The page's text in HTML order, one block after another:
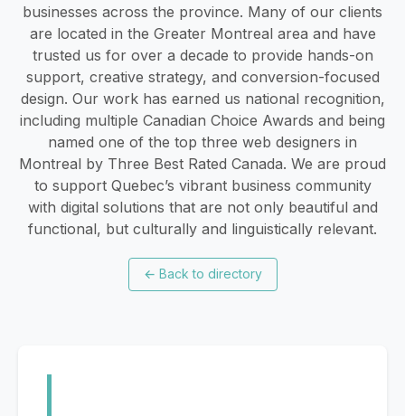
businesses across the province. Many of our clients
are located in the Greater Montreal area and have
trusted us for over a decade to provide hands-on
support, creative strategy, and conversion-focused
design. Our work has earned us national recognition,
including multiple Canadian Choice Awards and being
named one of the top three web designers in
Montreal by Three Best Rated Canada. We are proud
to support Quebec’s vibrant business community
with digital solutions that are not only beautiful and
functional, but culturally and linguistically relevant.
← Back to directory